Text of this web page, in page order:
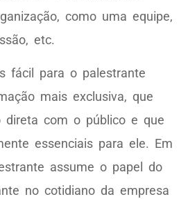
como uma equipe,
etc.
fácil para o palestrante
mais exclusiva, que
direta com o público e que
essenciais para ele. Em
assume o papel do
no cotidiano da empresa